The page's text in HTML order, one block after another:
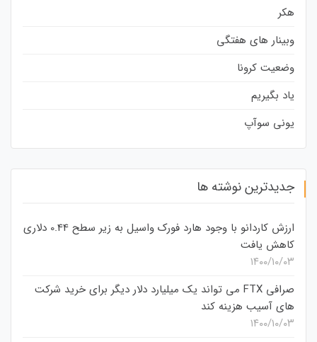
هکر
وبینار های هفتگی
وضعیت کرونا
یاد بگیریم
یونی سوآپ
جدیدترین نوشته ها
ارزش کاردانو با وجود هارد فورک واسیل به زیر سطح 0.44 دلاری
کاهش یافت
۱۴۰۰/۱۰/۰۳
صرافی FTX می تواند یک میلیارد دلار دیگر برای خرید شرکت
های آسیب هزینه کند
۱۴۰۰/۱۰/۰۳